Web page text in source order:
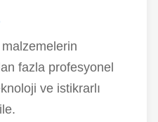
fazla profesyonel
ve istikrarlı